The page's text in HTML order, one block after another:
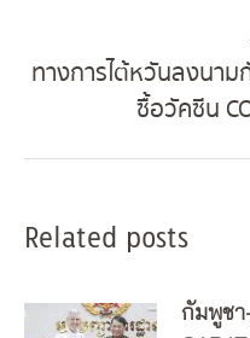
ทางการไต้หวันลงนาม
ซื้อวัคซีน
Related posts
กัมพูชา